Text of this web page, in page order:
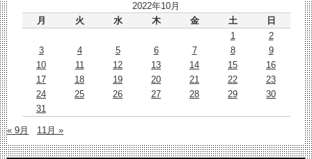
2022年10月
月
火 水 木 金 土
日
1
2
3
4 5 6 7 8
9
10
11 12 13 14 15
16
17
18 19 20 21 22
23
24
25 26 27 28 29
30
31
« 9月 11月 »